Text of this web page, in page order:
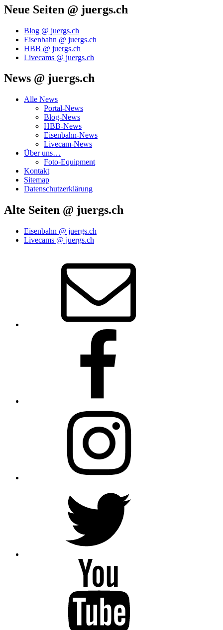
Neue Seiten @ juergs.ch
Blog @ juergs.ch
Eisenbahn @ juergs.ch
HBB @ juergs.ch
Livecams @ juergs.ch
News @ juergs.ch
Alle News
Portal-News
Blog-News
HBB-News
Eisenbahn-News
Livecam-News
Über uns…
Foto-Equipment
Kontakt
Sitemap
Datenschutzerklärung
Alte Seiten @ juergs.ch
Eisenbahn @ juergs.ch
Livecams @ juergs.ch